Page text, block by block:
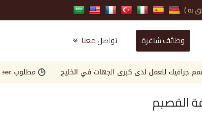
وظائف شاغرة تواصل معنا
للعمل لدى كبرى الجهات في الخليج مطلوب Landscape Engineer للعمل لدى كبرى الجهات في الخليج
القصيم